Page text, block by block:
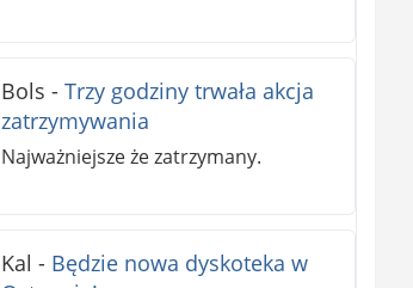
Bols - Trzy godziny trwała akcja
zatrzymywania
Najważniejsze że zatrzymany.
Kal - Będzie nowa dyskoteka w